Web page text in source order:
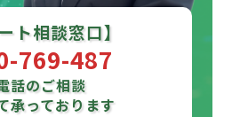
ト相談窓口】
769-487
話のご相談
承っております